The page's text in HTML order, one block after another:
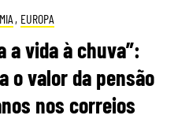
, EUROPA
a vida à chuva”:
o valor da pensão
nos correios